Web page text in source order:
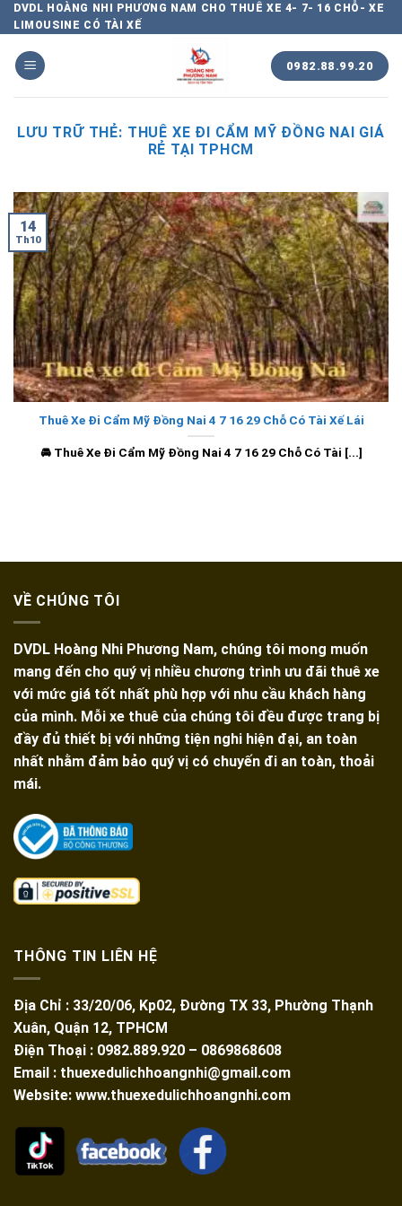
Chuyển
đến
nội
dung
DVDL HOÀNG NHI PHƯƠNG NAM CHO THUÊ XE 4- 7- 16 CHỖ- XE
LIMOUSINE CÓ TÀI XẾ
0982.88.99.20
LƯU TRỮ THẺ: THUÊ XE ĐI CẨM MỸ ĐỒNG NAI GIÁ
RẺ TẠI TPHCM
Thuê Xe Đi Cẩm Mỹ Đồng Nai 4 7 16 29 Chỗ Có Tài Xế Lái
🚘 Thuê Xe Đi Cẩm Mỹ Đồng Nai 4 7 16 29 Chỗ Có Tài [...]
14
Th10
VỀ CHÚNG TÔI
DVDL Hoàng Nhi Phương Nam, chúng tôi mong muốn
mang đến cho quý vị nhiều chương trình ưu đãi thuê xe
với mức giá tốt nhất phù hợp với nhu cầu khách hàng
của mình. Mỗi xe thuê của chúng tôi đều được trang bị
đầy đủ thiết bị với những tiện nghi hiện đại, an toàn
nhất nhằm đảm bảo quý vị có chuyến đi an toàn, thoải
mái.
THÔNG TIN LIÊN HỆ
Địa Chỉ : 33/20/06, Kp02, Đường TX 33, Phường Thạnh
Xuân, Quận 12, TPHCM
Điện Thoại : 0982.889.920 – 0869868608
Email : thuexedulichhoangnhi@gmail.com
Website: www.thuexedulichhoangnhi.com